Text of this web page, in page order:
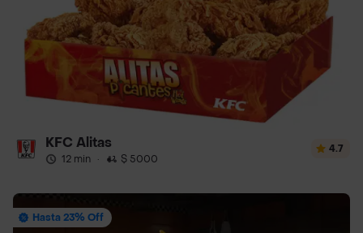
KFC Alitas
12 min · $ 5000
4.7
Hasta 23% Off